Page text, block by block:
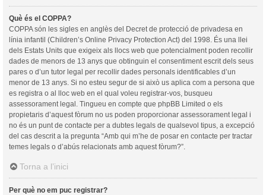
Què és el COPPA?
COPPA són les sigles en anglès del Decret de protecció de privadesa en
línia infantil (Children’s Online Privacy Protection Act) del 1998. És una llei
dels Estats Units que exigeix als llocs web que potencialment poden recollir
dades de menors de 13 anys que obtinguin el consentiment escrit dels seus
pares o d’un tutor legal per recollir dades personals identificables d’un
menor de 13 anys. Si no esteu segur de si això us aplica com a persona que
es registra o al lloc web en el qual voleu registrar-vos, busqueu
assessorament legal. Tingueu en compte que phpBB Limited o els
propietaris d’aquest fòrum no us poden proporcionar assessorament legal i
no és un punt de contacte per a dubtes legals de qualsevol tipus, a excepció
del cas descrit a la pregunta “Amb qui m’he de posar en contacte per tractar
temes legals o d’abús relacionats amb aquest fòrum?”.
Torna a l’inici
Per què no em puc registrar?